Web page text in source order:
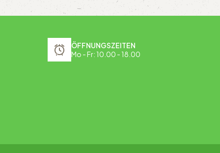
ÖFFNUNGSZEITEN
Mo - Fr: 10.00 - 18.00